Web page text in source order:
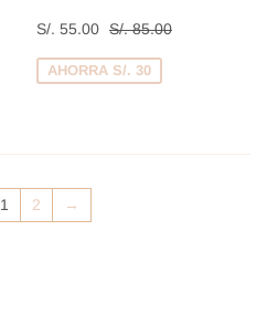
Precio
de
venta
S/. 55.00 S/.
55.00
Precio habitual
S/. 85.00
AHORRA S/. 30
1 2 →